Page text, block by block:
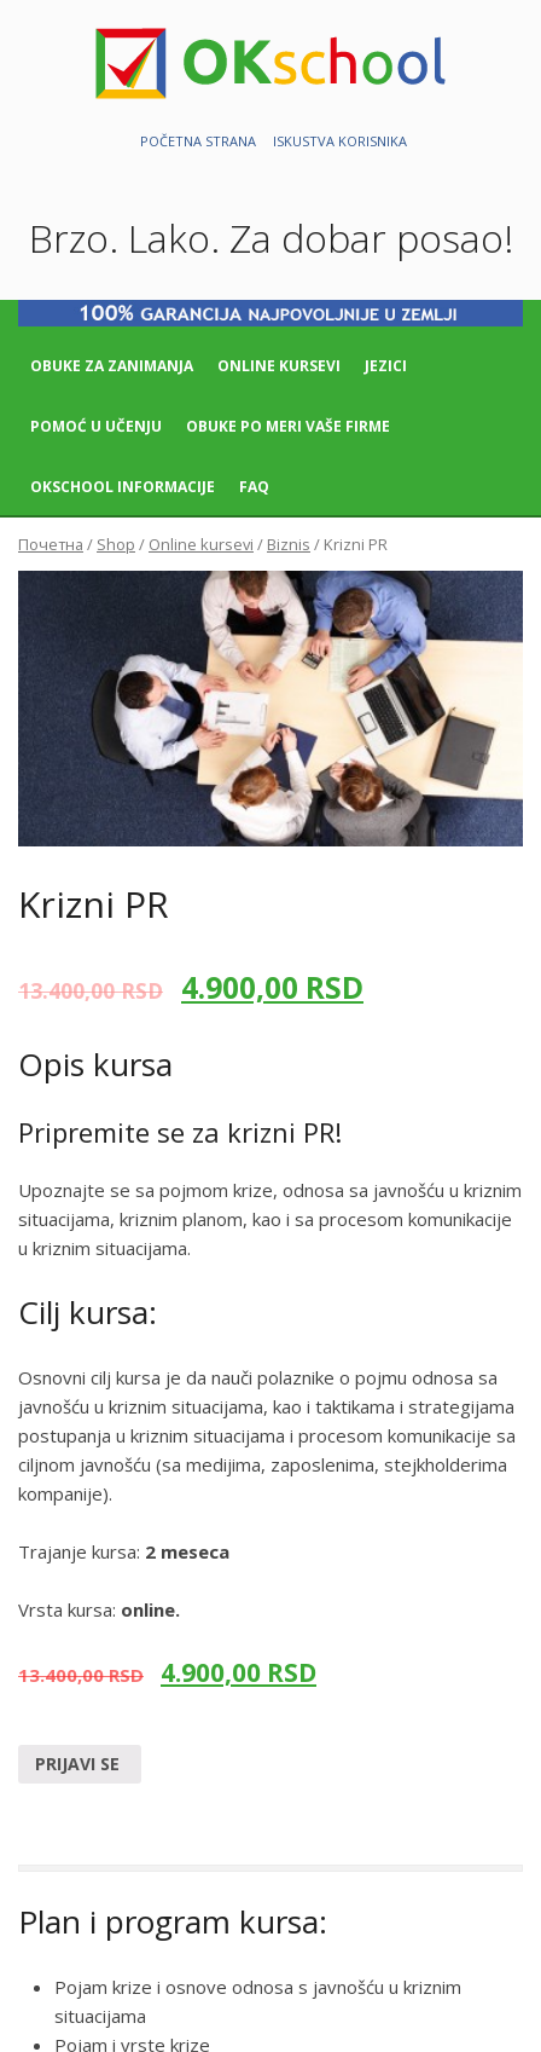
POČETNA STRANA ISKUSTVA KORISNIKA
Brzo. Lako. Za dobar posao!
OBUKE ZA ZANIMANJA ONLINE KURSEVI JEZICI
POMOĆ U UČENJU OBUKE PO MERI VAŠE FIRME
OKSCHOOL INFORMACIJE FAQ
Почетна / Shop / Online kursevi / Biznis / Krizni PR
Krizni PR
13.400,00RSD 4.900,00 RSD
Opis kursa
Pripremite se za krizni PR!
Upoznajte se sa pojmom krize, odnosa sa javnošću u kriznim
situacijama, kriznim planom, kao i sa procesom komunikacije
u kriznim situacijama.
Cilj kursa:
Osnovni cilj kursa je da nauči polaznike o pojmu odnosa sa
javnošću u kriznim situacijama, kao i taktikama i strategijama
postupanja u kriznim situacijama i procesom komunikacije sa
ciljnom javnošću (sa medijima, zaposlenima, stejkholderima
kompanije).
Trajanje kursa: 2 meseca
Vrsta kursa: online.
13.400,00RSD 4.900,00 RSD
PRIJAVI SE
Plan i program kursa:
Pojam krize i osnove odnosa s javnošću u kriznim
situacijama
Pojam i vrste krize